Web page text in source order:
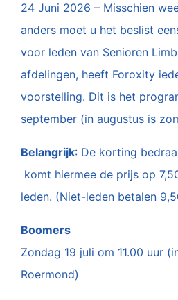
24 Juni 2026 – Misschien
anders moet u het beslist
voor leden van Senioren
afdelingen, heeft Foroxity
voorstelling. Dit is het
september (in augustus is
Belangrijk: De korting
komt hiermee de prijs op
leden. (Niet-leden betalen
Boomers
Zondag 19 juli om 11.00 uur
Roermond)